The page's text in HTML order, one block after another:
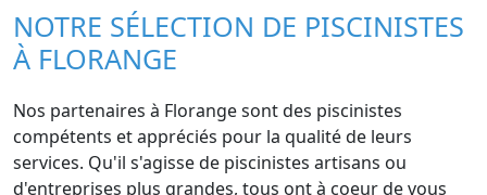
NOTRE SÉLECTION DE PISCINISTES
À FLORANGE
Nos partenaires à Florange sont des piscinistes
compétents et appréciés pour la qualité de leurs
services. Qu'il s'agisse de piscinistes artisans ou
d'entreprises plus grandes, tous ont à coeur de vous